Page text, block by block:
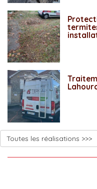
Toutes les réalisations >>>